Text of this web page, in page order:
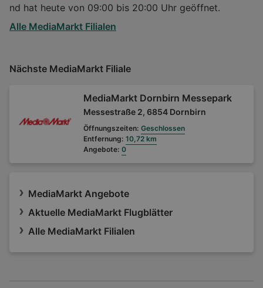
nd hat heute von 09:00 bis 20:00 Uhr geöffnet.
Alle MediaMarkt Filialen
Nächste MediaMarkt Filiale
MediaMarkt Dornbirn Messepark
Messestraße 2, 6854 Dornbirn
Öffnungszeiten: Geschlossen
Entfernung: 10,72 km
Angebote: 0
MediaMarkt Angebote
Aktuelle MediaMarkt Flugblätter
Alle MediaMarkt Filialen